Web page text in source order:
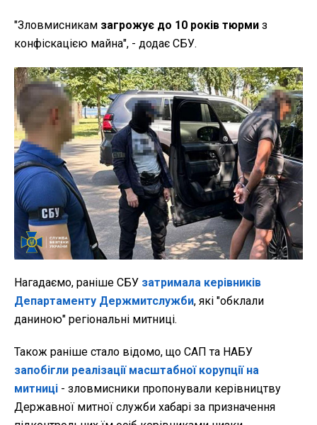
"Зловмисникам загрожує до 10 років тюрми з
конфіскацією майна", - додає СБУ.
Нагадаємо, раніше СБУ затримала керівників
Департаменту Держмитслужби, які "обклали
даниною" регіональні митниці.
Також раніше стало відомо, що САП та НАБУ
запобігли реалізації масштабної корупції на
митниці - зловмисники пропонували керівництву
Державної митної служби хабарі за призначення